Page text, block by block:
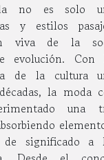
no es solo
y estilos
viva de la
evolución. Con
de la cultura
la moda
una
de significado a